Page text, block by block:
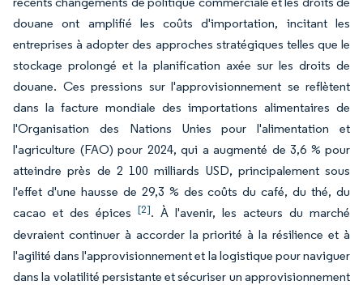
douane ont amplifié les coûts d'importation, incitant les
entreprises à adopter des approches stratégiques telles que le
stockage prolongé et la planification axée sur les droits de
douane. Ces pressions sur l'approvisionnement se reflètent
dans la facture mondiale des importations alimentaires de
l'Organisation des Nations Unies pour l'alimentation et
l'agriculture (FAO) pour 2024, qui a augmenté de 3,6 % pour
atteindre près de 2 100 milliards USD, principalement sous
l'effet d'une hausse de 29,3 % des coûts du café, du thé, du
cacao et des épices [2]. À l'avenir, les acteurs du marché
devraient continuer à accorder la priorité à la résilience et à
l'agilité dans l'approvisionnement et la logistique pour naviguer
dans la volatilité persistante et sécuriser un approvisionnement